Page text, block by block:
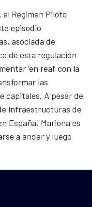
Régimen Piloto
episodio
asociada de
de esta regulación
‘en real’ con la
las
capitales. A pesar de
infraestructuras de
España, Mariona es
a andar y luego